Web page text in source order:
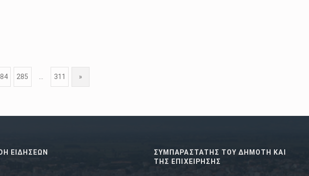
285 … 311 Next page
»
ΕΙΔΗΣΕΩΝ
ΣΥΜΠΑΡΑΣΤΑΤΗΣ ΤΟΥ ΔΗΜΟΤΗ ΚΑΙ
ΤΗΣ ΕΠΙΧΕΙΡΗΣΗΣ